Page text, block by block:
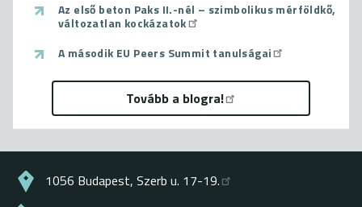
Az első beton Paks II.-nél – szimbolikus mérföldkő,
változatlan kockázatok
A második EU Peers Summit tanulságai
Tovább a blogra!
1056 Budapest, Szerb u. 17-19.